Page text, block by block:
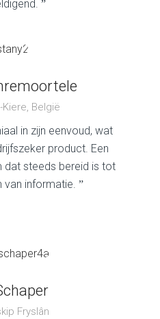
”
België
in zijn eenvoud, wat
product. Een
dat steeds bereid is tot
van informatie. ”
Fryslân